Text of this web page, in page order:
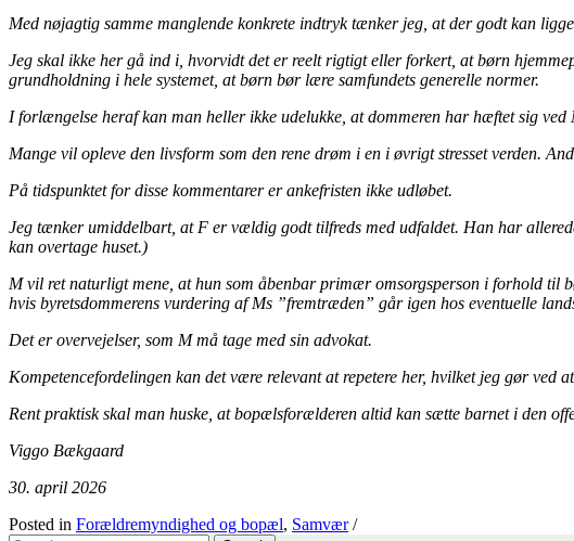
Med nøjagtig samme manglende konkrete indtryk tænker jeg, at der godt kan
Jeg skal ikke her gå ind i, hvorvidt det er reelt rigtigt eller forkert, at børn
grundholdning i hele systemet, at børn bør lære samfundets generelle normer.
I forlængelse heraf kan man heller ikke udelukke, at dommeren har hæftet sig
Mange vil opleve den livsform som den rene drøm i en i øvrigt stresset verden.
På tidspunktet for disse kommentarer er ankefristen ikke udløbet.
Jeg tænker umiddelbart, at F er vældig godt tilfreds med udfaldet. Han har
kan overtage huset.)
M vil ret naturligt mene, at hun som åbenbar primær omsorgsperson i forhold til
hvis byretsdommerens vurdering af Ms ”fremtræden” går igen hos eventuelle
Det er overvejelser, som M må tage med sin advokat.
Kompetencefordelingen kan det være relevant at repetere her, hvilket jeg gør ved
Rent praktisk skal man huske, at bopælsforælderen altid kan sætte barnet i den
Viggo Bækgaard
30. april 2026
Posted in Forældremyndighed og bopæl, Samvær /